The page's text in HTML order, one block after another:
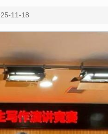
11-18